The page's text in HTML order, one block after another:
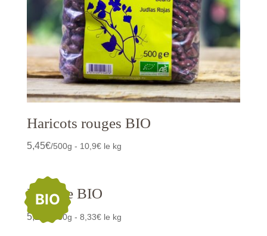
Haricots rouges BIO
5,45€/500g - 10,9€ le kg
BIO
Lentille BIO
5,25 /630g - 8,33€ le kg